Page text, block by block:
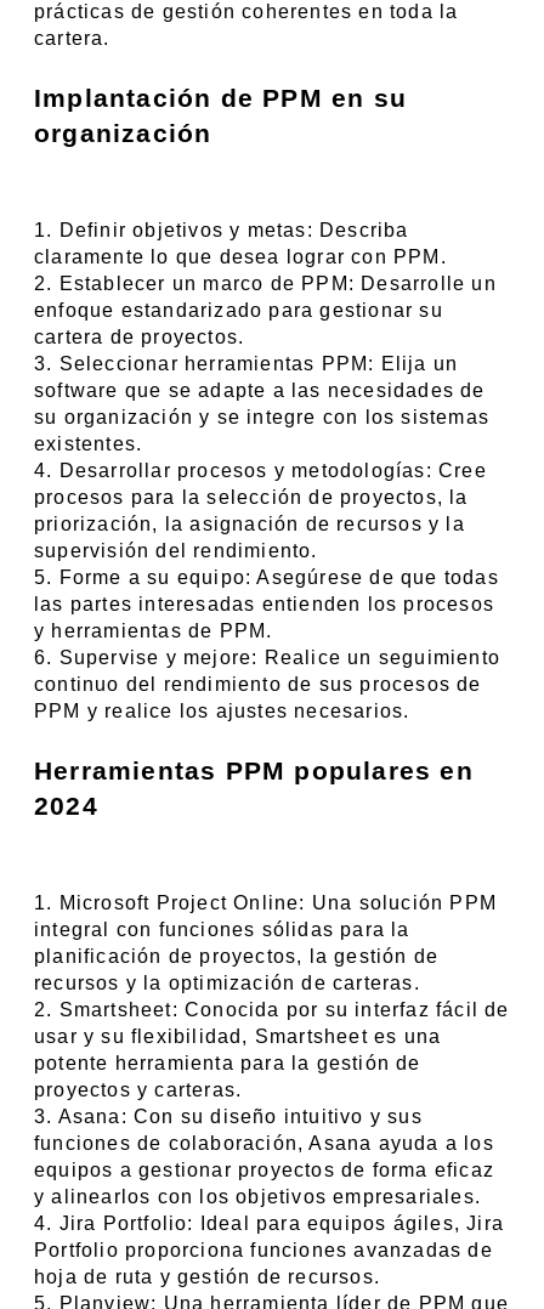
prácticas de gestión coherentes en toda la
cartera.
Implantación de PPM en su
organización
1. Definir objetivos y metas: Describa
claramente lo que desea lograr con PPM.
2. Establecer un marco de PPM: Desarrolle un
enfoque estandarizado para gestionar su
cartera de proyectos.
3. Seleccionar herramientas PPM: Elija un
software que se adapte a las necesidades de
su organización y se integre con los sistemas
existentes.
4. Desarrollar procesos y metodologías: Cree
procesos para la selección de proyectos, la
priorización, la asignación de recursos y la
supervisión del rendimiento.
5. Forme a su equipo: Asegúrese de que todas
las partes interesadas entienden los procesos
y herramientas de PPM.
6. Supervise y mejore: Realice un seguimiento
continuo del rendimiento de sus procesos de
PPM y realice los ajustes necesarios.
Herramientas PPM populares en
2024
1. Microsoft Project Online: Una solución PPM
integral con funciones sólidas para la
planificación de proyectos, la gestión de
recursos y la optimización de carteras.
2. Smartsheet: Conocida por su interfaz fácil de
usar y su flexibilidad, Smartsheet es una
potente herramienta para la gestión de
proyectos y carteras.
3. Asana: Con su diseño intuitivo y sus
funciones de colaboración, Asana ayuda a los
equipos a gestionar proyectos de forma eficaz
y alinearlos con los objetivos empresariales.
4. Jira Portfolio: Ideal para equipos ágiles, Jira
Portfolio proporciona funciones avanzadas de
hoja de ruta y gestión de recursos.
5. Planview: Una herramienta líder de PPM que